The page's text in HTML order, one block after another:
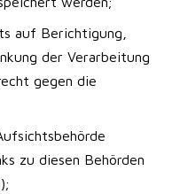
auf Berichtigung,
der Verarbeitung
gegen die
zu diesen Behörden